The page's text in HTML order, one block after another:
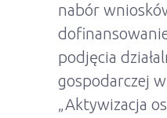
nabór
podjęcia
gospodarczej
„Aktywizacja